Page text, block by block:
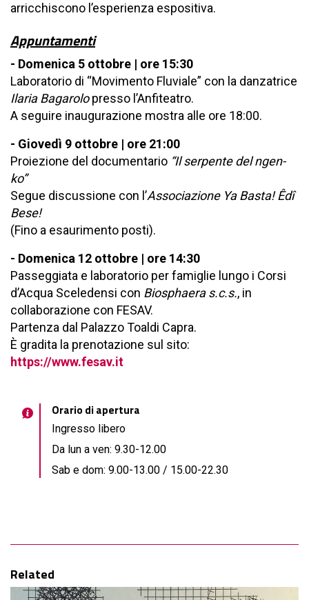
arricchiscono l’esperienza espositiva.
Appuntamenti
- Domenica 5 ottobre | ore 15:30
Laboratorio di “Movimento Fluviale” con la danzatrice
Ilaria Bagarolopresso l’Anfiteatro.
A seguire inaugurazione mostra alle ore 18:00.
- Giovedì 9 ottobre | ore 21:00
Proiezione del documentario “Il serpente del ngen-
ko”
Segue discussione con l’Associazione Ya Basta! Êdî
Bese!
(Fino a esaurimento posti).
- Domenica 12 ottobre | ore 14:30
Passeggiata e laboratorio per famiglie lungo i Corsi
d’Acqua Sceledensi con Biosphaera s.c.s., in
collaborazione con FESAV.
Partenza dal Palazzo Toaldi Capra.
È gradita la prenotazione sul sito:
https://www.fesav.it
Orario di apertura
Ingresso libero
Da lun a ven: 9.30-12.00
Sab e dom: 9.00-13.00 / 15.00-22.30
Related